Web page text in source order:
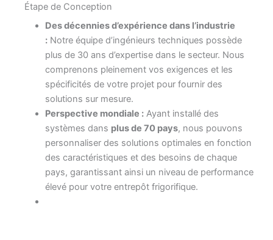
Étape de Conception
Des décennies d’expérience dans l’industrie
:Notre équipe d’ingénieurs techniques possède
plus de 30 ans d’expertise dans le secteur. Nous
comprenons pleinement vos exigences et les
spécificités de votre projet pour fournir des
solutions sur mesure.
Perspective mondiale :Ayant installé des
systèmes dans plus de 70 pays, nous pouvons
personnaliser des solutions optimales en fonction
des caractéristiques et des besoins de chaque
pays, garantissant ainsi un niveau de performance
élevé pour votre entrepôt frigorifique.